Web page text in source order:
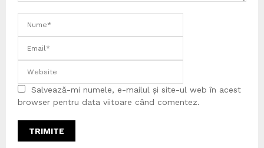
Salvează-mi numele, e-mailul și site-ul web în acest
browser pentru data viitoare când comentez.